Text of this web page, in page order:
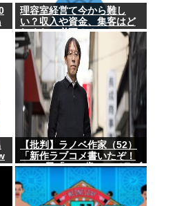
理容室経営て今から難し
い？収入や資金、集客はど
れくらい必要？？
【批判】ラノベ作家（52）
「新作ラブコメ書いたぞ！
ｗ」X民「いい歳こいてラブ
コメ（笑）恥ずかしくない
の？」←やめたれｗと話題
に